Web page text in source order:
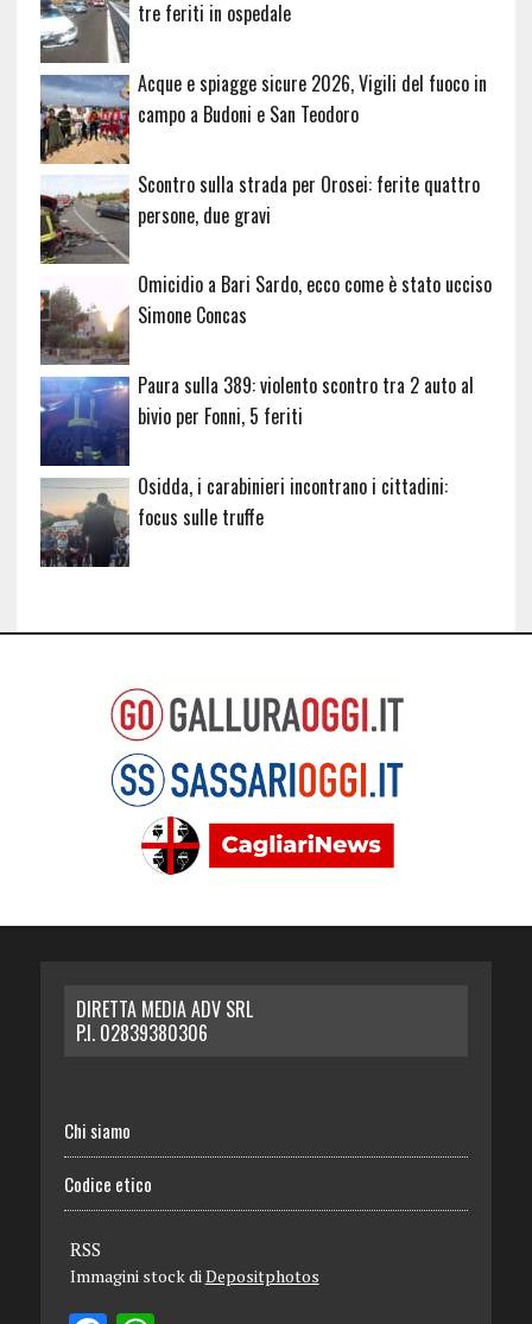
tre feriti in ospedale
Acque e spiagge sicure 2026, Vigili del fuoco in
campo a Budoni e San Teodoro
Scontro sulla strada per Orosei: ferite quattro
persone, due gravi
Omicidio a Bari Sardo, ecco come è stato ucciso
Simone Concas
Paura sulla 389: violento scontro tra 2 auto al
bivio per Fonni, 5 feriti
Osidda, i carabinieri incontrano i cittadini:
focus sulle truffe
DIRETTA MEDIA ADV SRL
P.I. 02839380306
Chi siamo
Codice etico
RSS
Immagini stock di Depositphotos